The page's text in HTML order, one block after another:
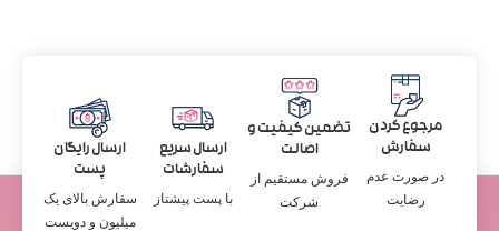
مرجوع کردن
سفارش
در صورت عدم
رضایت
تضمین کیفیت و
اصالت
فروش مستقیم از
شرکت
ارسال سریع
سفارشات
با پست پیشتاز
ارسال رایگان
پست
سفارش بالای یک
میلیون و دویست